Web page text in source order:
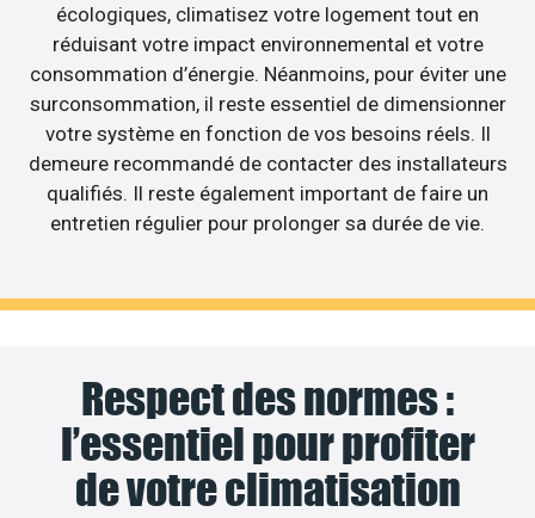
écologiques, climatisez votre logement tout en
réduisant votre impact environnemental et votre
consommation d’énergie. Néanmoins, pour éviter une
surconsommation, il reste essentiel de dimensionner
votre système en fonction de vos besoins réels. Il
demeure recommandé de contacter des installateurs
qualifiés. Il reste également important de faire un
entretien régulier pour prolonger sa durée de vie.
Respect des normes :
l’essentiel pour profiter
de votre climatisation